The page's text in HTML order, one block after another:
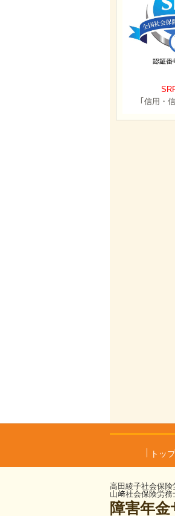
｢信用・
トッ
高田綾子社会保険
山﨑社会保険労務
障害年